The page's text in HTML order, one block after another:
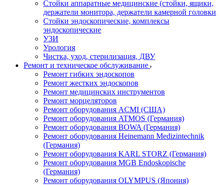
Стойки аппаратные медицинские (стойки, ящики,
держатели монитора, держатели камерной головки
Стойки эндоскопические, комплексы
эндоскопические
УЗИ
Урология
Чистка, уход, стерилизация, ДВУ
Ремонт и техническое обслуживание
Ремонт гибких эндоскопов
Ремонт жестких эндоскопов
Ремонт медицинских инструментов
Ремонт морцеляторов
Ремонт оборудования ACMI (США)
Ремонт оборудования ATMOS (Германия)
Ремонт оборудования BOWA (Германия)
Ремонт оборудования Heinemann Medizintechnik
(Германия)
Ремонт оборудования KARL STORZ (Германия)
Ремонт оборудования MGB Endoskopische
(Германия)
Ремонт оборудования OLYMPUS (Япония)